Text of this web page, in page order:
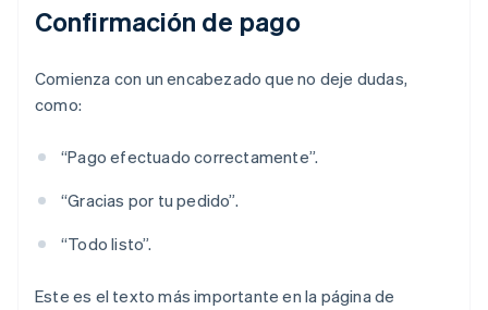
Confirmación de pago
Comienza con un encabezado que no deje dudas,
como:
“Pago efectuado correctamente”.
“Gracias por tu pedido”.
“Todo listo”.
Este es el texto más importante en la página de